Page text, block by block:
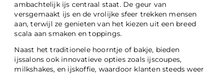
ambachtelijk ijs centraal staat. De geur van
versgemaakt ijs en de vrolijke sfeer trekken mensen
aan, terwijl ze genieten van het kiezen uit een breed
scala aan smaken en toppings.
Naast het traditionele hoorntje of bakje, bieden
ijssalons ook innovatieve opties zoals ijscoupes,
milkshakes, en ijskoffie, waardoor klanten steeds weer